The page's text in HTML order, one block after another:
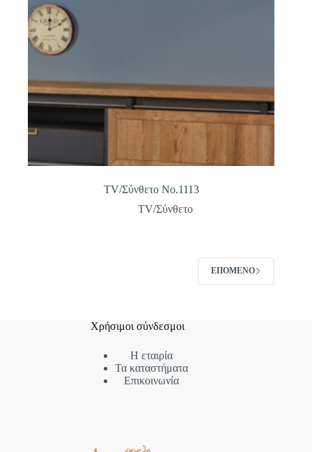
TV/Σύνθετο Νο.1113
TV/Σύνθετο
ΕΠΌΜΕΝΟ
Χρήσιμοι σύνδεσμοι
Η εταιρία
Τα καταστήματα
Επικοινωνία